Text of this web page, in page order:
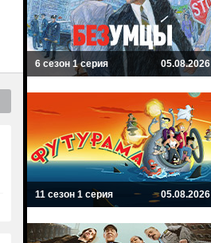
6 сезон 1 серия 05.08.2026
11 сезон 1 серия 05.08.2026